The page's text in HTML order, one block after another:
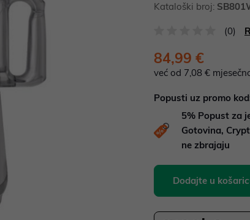
Kataloški broj:
(0)
84,99 €
već od 7,08 €
Popusti uz promo
5% Popust za
Gotovina,
ne zbrajaju
Dodajte u